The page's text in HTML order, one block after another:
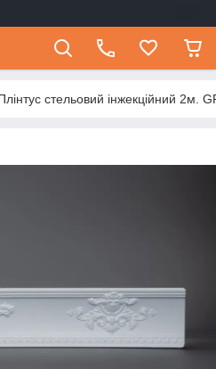
стельовий інжекційний 2м.